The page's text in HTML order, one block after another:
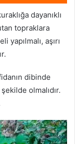
dayanıklı
topraklara
yapılmalı, aşırı
dibinde
olmalıdır.